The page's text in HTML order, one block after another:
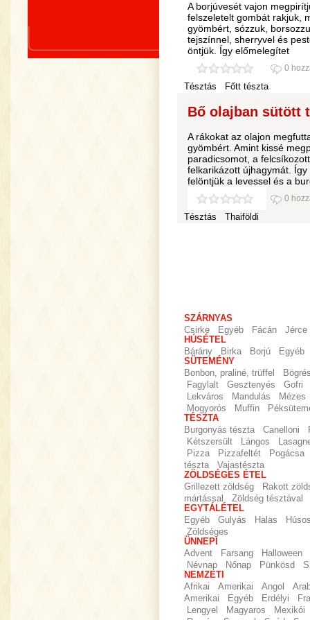
A borjúvesét vajon
felszeletelt gombát rakjuk,
gyömbért, sózzuk,
tejszínnel, sherryvel és
öntjük. Így előmelegítet
0
Tésztás
Főtt tészta
Bő olajban sütött
A rákokat az olajon
gyömbért. Amint kissé
paradicsomot, a
felkarikázott újhagymát.
felöntjük a levessel és a
0
Tésztás
Thaiföldi
SZÁRNYAS
Csirke
Egyéb Fácán
Jérce
HÚSÉTEL
Bárány
Birka Borjú
Egyéb
SÜTEMÉNY
Bonbon, praliné, trüffel
Fagylalt
Gesztenyés
Gofri
Lekváros
Mandulás
Mézes
Mogyorós
Muffin
TÉSZTA
Burgonyás tészta
Canelloni
Kétszersült
Lángos
Pizza
Pizzafeltét
Pogácsa
tészta
Vajastészta
ZÖLDSÉGES ÉTEL
Grillezett zöldség
Rakott
mártással
Zöldség tésztával
EGYTÁLÉTEL
Egyéb
Gulyás Halas
Zöldséges
ÜNNEPI
Advent
Farsang
Halloween
Névnap
Nőnap Pünkösd
NEMZETI
Afrikai
Amerikai Angol
Amerikai
Egyéb Erdélyi
Lengyel
Magyaros
Mexikói